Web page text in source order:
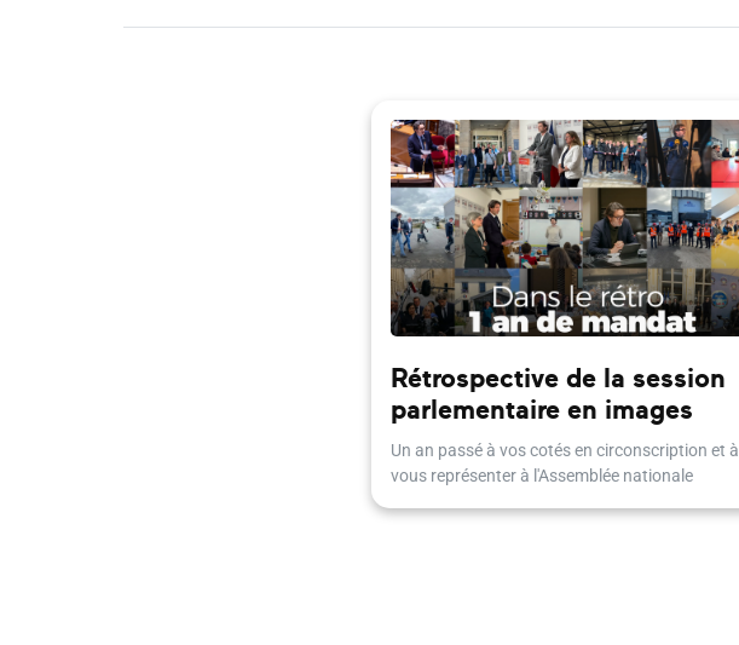
Rétrospective de la session
parlementaire en images
Un an passé à vos cotés en circonscription et à
vous représenter à l'Assemblée nationale